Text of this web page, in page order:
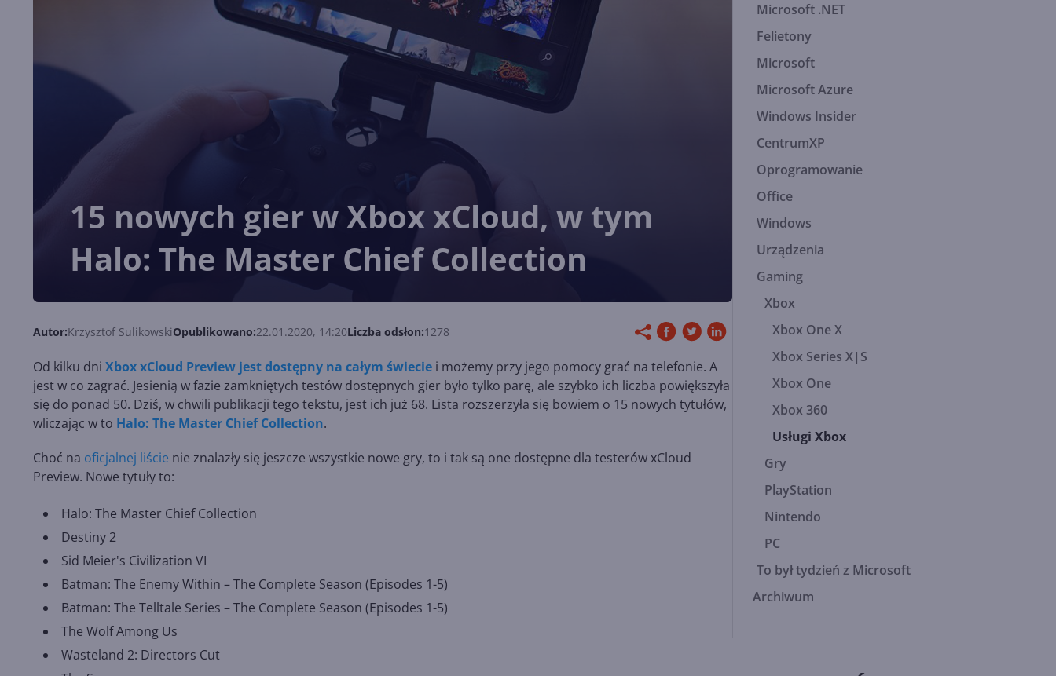
15 nowych gier w Xbox xCloud, w tym
Halo: The Master Chief Collection
Autor:Krzysztof SulikowskiOpublikowano:22.01.2020, 14:20Liczba odsłon:1278
Od kilku dni Xbox xCloud Preview jest dostępny na całym świecie i możemy przy jego pomocy grać na telefonie. A
jest w co zagrać. Jesienią w fazie zamkniętych testów dostępnych gier było tylko parę, ale szybko ich liczba powiększyła
się do ponad 50. Dziś, w chwili publikacji tego tekstu, jest ich już 68. Lista rozszerzyła się bowiem o 15 nowych tytułów,
wliczając w to Halo: The Master Chief Collection.
Choć na oficjalnej liście nie znalazły się jeszcze wszystkie nowe gry, to i tak są one dostępne dla testerów xCloud
Preview. Nowe tytuły to:
Halo: The Master Chief Collection
Destiny 2
Sid Meier's Civilization VI
Batman: The Enemy Within – The Complete Season (Episodes 1-5)
Batman: The Telltale Series – The Complete Season (Episodes 1-5)
The Wolf Among Us
Wasteland 2: Directors Cut
Microsoft .NET
Felietony
Microsoft
Microsoft Azure
Windows Insider
CentrumXP
Oprogramowanie
Office
Windows
Urządzenia
Gaming
Xbox
Xbox One X
Xbox Series X|S
Xbox One
Xbox 360
Usługi Xbox
Gry
PlayStation
Nintendo
PC
To był tydzień z Microsoft
Archiwum